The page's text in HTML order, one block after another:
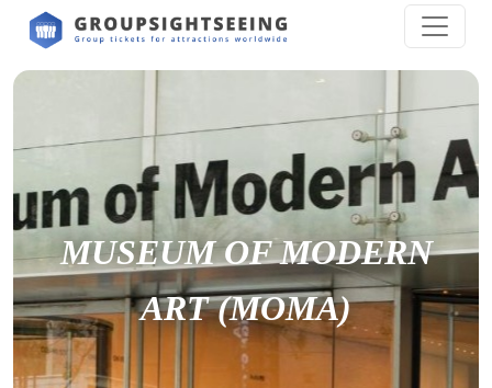
MUSEUM OF MODERN
ART (MOMA)